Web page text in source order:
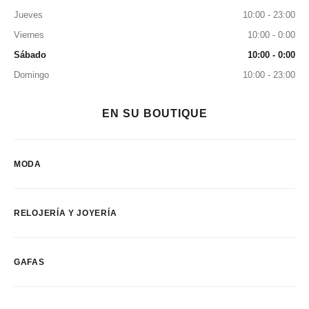
Jueves
10:00 - 23:00
Viernes
10:00 - 0:00
Sábado
10:00 - 0:00
Domingo
10:00 - 23:00
EN SU BOUTIQUE
MODA
RELOJERÍA Y JOYERÍA
GAFAS